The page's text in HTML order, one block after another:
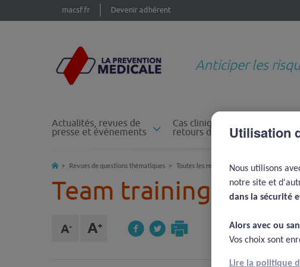
macsf.fr Devenir adhérent
Anticiper les
Actualités, revues de
presse et événements
Cas cliniques et
retours d'expérience
Revues de questions thématiques Toutes les revues de questions Team
Team training
Utilisation
Nous utilisons
notre site et
dans la sécurité
Alors avec ou
Vos choix sont
Lire la politique